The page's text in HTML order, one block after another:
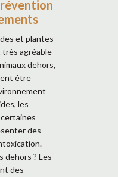
et plantes
très agréable
dehors,
être
les
des
dehors ? Les
des